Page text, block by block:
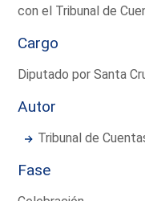
con el Tribunal de
Cargo
Diputado por Santa
Autor
Tribunal de
Fase